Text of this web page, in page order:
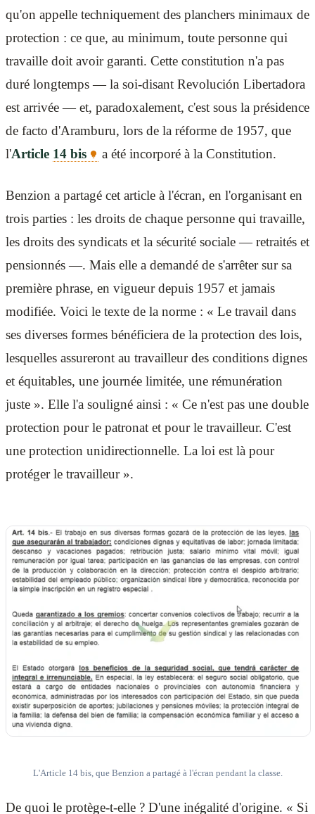
qu'on appelle techniquement des planchers minimaux de
protection : ce que, au minimum, toute personne qui
travaille doit avoir garanti. Cette constitution n'a pas
duré longtemps — la soi-disant Revolución Libertadora
est arrivée — et, paradoxalement, c'est sous la présidence
de facto d'Aramburu, lors de la réforme de 1957, que
l'Article 14 bis a été incorporé à la Constitution.
Benzion a partagé cet article à l'écran, en l'organisant en
trois parties : les droits de chaque personne qui travaille,
les droits des syndicats et la sécurité sociale — retraités et
pensionnés —. Mais elle a demandé de s'arrêter sur sa
première phrase, en vigueur depuis 1957 et jamais
modifiée. Voici le texte de la norme : « Le travail dans
ses diverses formes bénéficiera de la protection des lois,
lesquelles assureront au travailleur des conditions dignes
et équitables, une journée limitée, une rémunération
juste ». Elle l'a souligné ainsi : « Ce n'est pas une double
protection pour le patronat et pour le travailleur. C'est
une protection unidirectionnelle. La loi est là pour
protéger le travailleur ».
L'Article 14 bis, que Benzion a partagé à l'écran pendant la classe.
De quoi le protège-t-elle ? D'une inégalité d'origine. « Si